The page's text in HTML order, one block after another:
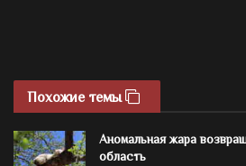
Похожие темы
Аномальная жара
область